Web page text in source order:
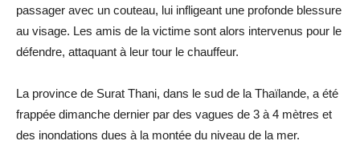
passager avec un couteau, lui infligeant une profonde blessure
au visage. Les amis de la victime sont alors intervenus pour le
défendre, attaquant à leur tour le chauffeur.
La province de Surat Thani, dans le sud de la Thaïlande, a été
frappée dimanche dernier par des vagues de 3 à 4 mètres et
des inondations dues à la montée du niveau de la mer.